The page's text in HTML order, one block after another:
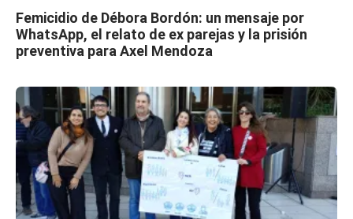
Femicidio de Débora Bordón: un mensaje por
WhatsApp, el relato de ex parejas y la prisión
preventiva para Axel Mendoza